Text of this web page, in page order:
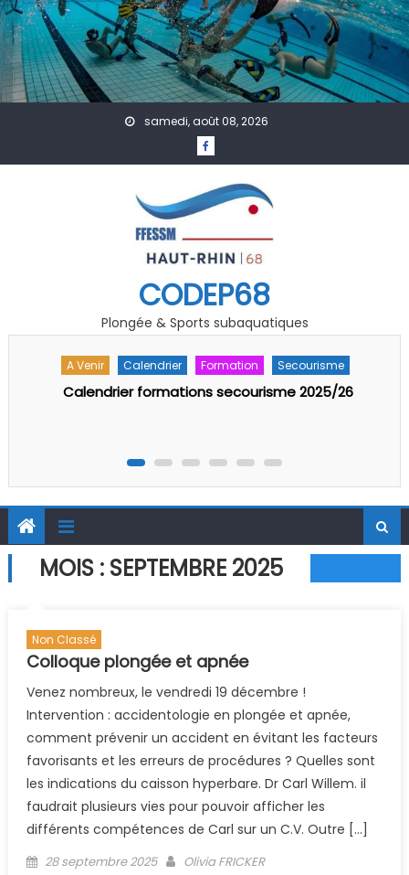
Skip to content
samedi, août 08, 2026
CODEP68
Plongée & Sports subaquatiques
A Venir Le Comité Le Comité Directeur
Assemblé Générale 29/09/2025
MOIS : SEPTEMBRE 2025
Non Classé
Colloque plongée et apnée
Venez nombreux, le vendredi 19 décembre !
Intervention : accidentologie en plongée et apnée,
comment prévenir un accident en évitant les facteurs
favorisants et les erreurs de procédures ? Quelles sont
les indications du caisson hyperbare. Dr Carl Willem. il
faudrait plusieurs vies pour pouvoir afficher les
différents compétences de Carl sur un C.V. Outre […]
Posted on
28 septembre 2025 Author
Olivia FRICKER